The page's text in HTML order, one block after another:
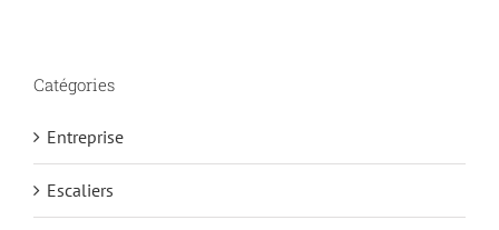
Catégories
Entreprise
Escaliers